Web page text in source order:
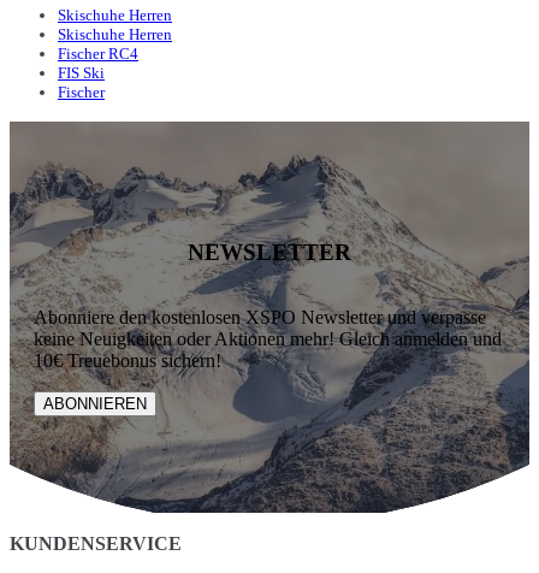
Skischuhe Herren
Skischuhe Herren
Fischer RC4
FIS Ski
Fischer
NEWSLETTER
Abonniere den kostenlosen XSPO Newsletter und verpasse
keine Neuigkeiten oder Aktionen mehr! Gleich anmelden und
10€ Treuebonus sichern!
ABONNIEREN
KUNDENSERVICE